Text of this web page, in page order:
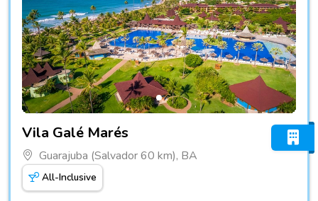
Vila Galé Marés
Guarajuba (Salvador 60 km), BA
All-Inclusive